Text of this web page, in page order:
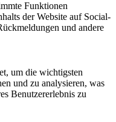
Funktionen
der Website auf Social-
und andere
um die wichtigsten
und zu analysieren, was
Benutzererlebnis zu